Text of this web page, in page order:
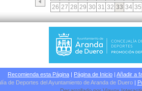
26 27 28 29 30 31 32 33 34 35
Recomienda esta Página | Página de Inicio | Añadir a
de Deportes del Ayuntamiento de Aranda de Duero|